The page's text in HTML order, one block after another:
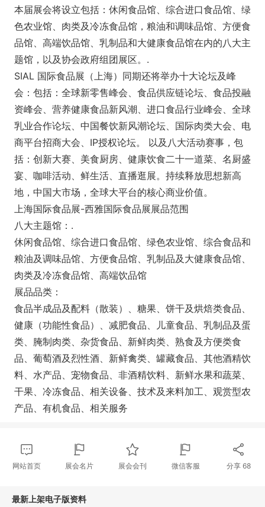
本届展会将设立包括：休闲食品馆、综合进口食品馆、绿
色农业馆、肉类及冷冻食品馆，粮油和调味品馆、方便食
品馆、高端饮品馆、乳制品和大健康食品馆在内的八大主
题馆，以及协会政府组团展区。.
SIAL 国际食品展（上海）同期还将举办十大论坛及峰
会：包括：全球新零售峰会、食品供应链论坛、食品投融
资峰会、营养健康食品新风潮、进口食品行业峰会、全球
乳业合作论坛、中国餐饮新风潮论坛、国际肉类大会、电
商平台招商大会、IP授权论坛。 以及八大活动赛事，包
括：创新大赛、美食厨房、健康饮食二十一道菜、名厨盛
宴、咖啡活动、鲜生活、直播逛展。持续释放思想新高
地，中国大市场，全球大平台的核心商业价值。
上海国际食品展-西雅国际食品展展品范围
八大主题馆：.
休闲食品馆、综合进口食品馆、绿色农业馆、综合食品和
粮油及调味品馆、方便食品馆、乳制品及大健康食品馆、
肉类及冷冻食品馆、高端饮品馆
展品品类：
食品半成品及配料（散装）、糖果、饼干及烘焙类食品、
健康（功能性食品）、减肥食品、儿童食品、乳制品及蛋
类、腌制肉类、杂货食品、新鲜肉类、熟食及方便类食
品、葡萄酒及烈性酒、新鲜禽类、罐藏食品、其他酒精饮
料、水产品、宠物食品、非酒精饮料、新鲜水果和蔬菜、
干果、冷冻食品、相关设备、技术及来料加工、观赏型农
产品、有机食品、相关服务
网站首页 展会名片 展会会刊 微信客服 分享 68
最新上架电子版资料